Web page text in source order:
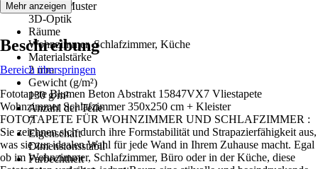
Dekor / Muster
3D-Optik
Räume
Wohnzimmer, Schlafzimmer, Küche
Materialstärke
2 mm
Gewicht (g/m²)
130 g/m²
Anzahl der Teile
7
Eigenschaft
Dimensionsstabil
Farbechtheit
Mehr anzeigen
Beschreibung
Bereich überspringen
Fototapete Blumen Beton Abstrakt 15847VX7 Vliestapete
Wohnzimmer Schlafzimmer 350x250 cm + Kleister
FOTOTAPETE FÜR WOHNZIMMER UND SCHLAFZIMMER :
Sie zeichnen sich durch ihre Formstabilität und Strapazierfähigkeit aus,
was sie zur idealen Wahl für jede Wand in Ihrem Zuhause macht. Egal
ob im Wohnzimmer, Schlafzimmer, Büro oder in der Küche, diese